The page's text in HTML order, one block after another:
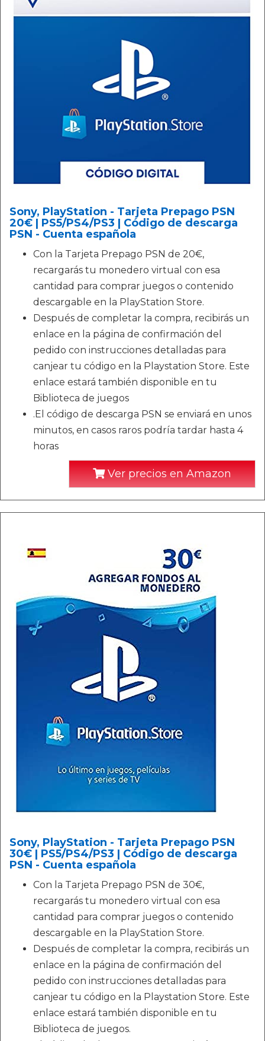
Sony, PlayStation - Tarjeta Prepago PSN
20€ | PS5/PS4/PS3 | Código de descarga
PSN - Cuenta española
Con la Tarjeta Prepago PSN de 20€,
recargarás tu monedero virtual con esa
cantidad para comprar juegos o contenido
descargable en la PlayStation Store.
Después de completar la compra, recibirás un
enlace en la página de confirmación del
pedido con instrucciones detalladas para
canjear tu código en la Playstation Store. Este
enlace estará también disponible en tu
Biblioteca de juegos
.El código de descarga PSN se enviará en unos
minutos, en casos raros podría tardar hasta 4
horas
Ver precios en Amazon
Sony, PlayStation - Tarjeta Prepago PSN
30€ | PS5/PS4/PS3 | Código de descarga
PSN - Cuenta española
Con la Tarjeta Prepago PSN de 30€,
recargarás tu monedero virtual con esa
cantidad para comprar juegos o contenido
descargable en la PlayStation Store.
Después de completar la compra, recibirás un
enlace en la página de confirmación del
pedido con instrucciones detalladas para
canjear tu código en la Playstation Store. Este
enlace estará también disponible en tu
Biblioteca de juegos.